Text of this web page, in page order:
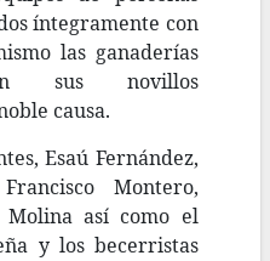
íntegramente con
las ganaderías
sus novillos
causa.
Esaú Fernández,
Montero,
Molina así como el
y los becerristas